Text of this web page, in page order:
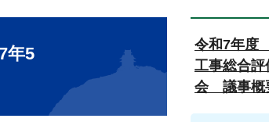
年5
令和7年度
工事総合評
会 議事概